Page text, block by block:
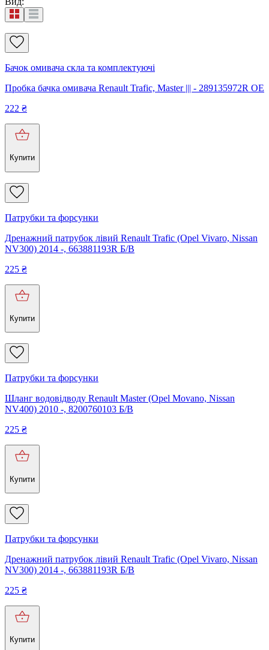
Бачок омивача скла та комплектуючі
Пробка бачка омивача Renault Trafic, Master ||| - 289135972R OE
222 ₴
Купити
Патрубки та форсунки
Дренажний патрубок лівий Renault Trafic (Opel Vivaro, Nissan
NV300) 2014 -, 663881193R Б/В
225 ₴
Купити
Патрубки та форсунки
Шланг водовідводу Renault Master (Opel Movano, Nissan
NV400) 2010 -, 8200760103 Б/В
225 ₴
Купити
Патрубки та форсунки
Дренажний патрубок лівий Renault Trafic (Opel Vivaro, Nissan
NV300) 2014 -, 663881193R Б/В
225 ₴
Купити